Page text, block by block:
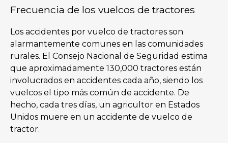
Frecuencia de los vuelcos de tractores
Los accidentes por vuelco de tractores son
alarmantemente comunes en las comunidades
rurales. El Consejo Nacional de Seguridad estima
que aproximadamente 130,000 tractores están
involucrados en accidentes cada año, siendo los
vuelcos el tipo más común de accidente. De
hecho, cada tres días, un agricultor en Estados
Unidos muere en un accidente de vuelco de
tractor.